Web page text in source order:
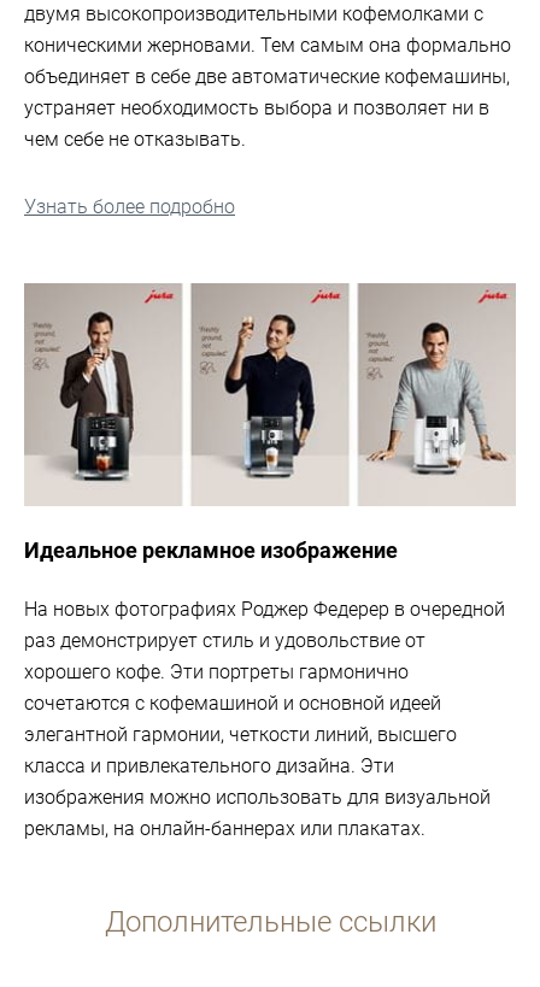
двумя высокопроизводительными кофемолками c
коническими жерновами. Тем самым она формально
объединяет в себе две автоматические кофемашины,
устраняет необходимость выбора и позволяет ни в
чем себе не отказывать.
Узнать более подробно
Идеальное рекламное изображение
На новых фотографиях Роджер Федерер в очередной
раз демонстрирует стиль и удовольствие от
хорошего кофе. Эти портреты гармонично
сочетаются с кофемашиной и основной идеей
элегантной гармонии, четкости линий, высшего
класса и привлекательного дизайна. Эти
изображения можно использовать для визуальной
рекламы, на онлайн-баннерах или плакатах.
Дополнительные ссылки